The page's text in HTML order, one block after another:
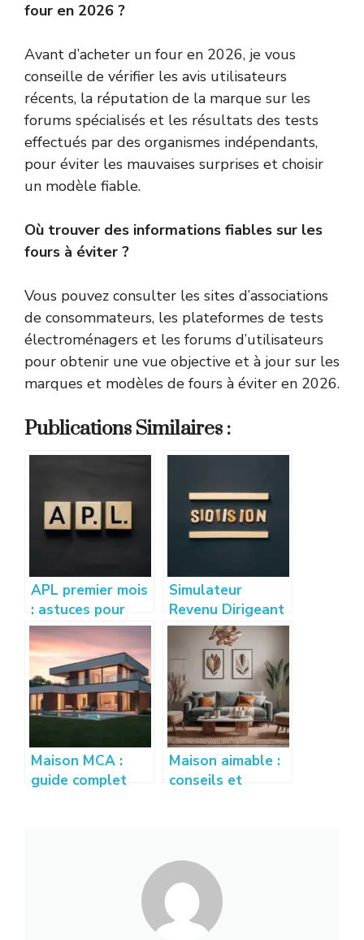
four en 2026 ?
Avant d’acheter un four en 2026, je vous
conseille de vérifier les avis utilisateurs
récents, la réputation de la marque sur les
forums spécialisés et les résultats des tests
effectués par des organismes indépendants,
pour éviter les mauvaises surprises et choisir
un modèle fiable.
Où trouver des informations fiables sur les
fours à éviter ?
Vous pouvez consulter les sites d’associations
de consommateurs, les plateformes de tests
électroménagers et les forums d’utilisateurs
pour obtenir une vue objective et à jour sur les
marques et modèles de fours à éviter en 2026.
Publications Similaires :
APL premier mois
: astuces pour
bien calculer et
optimiser vos
droits
Simulateur
Revenu Dirigeant
: Estimez vos
gains sur
creation-
entreprise-
france.com
Maison MCA :
guide complet
Maison aimable :
conseils et